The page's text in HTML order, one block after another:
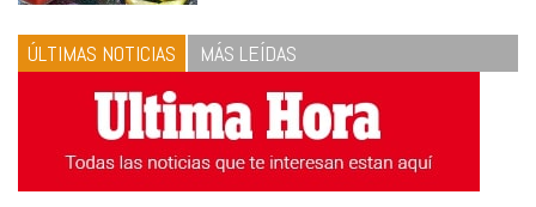
ÚLTIMAS NOTICIAS MÁS LEÍDAS